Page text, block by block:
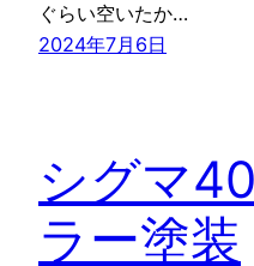
ぐらい空いたか…
2024年7月6日
シグマ
ラー塗装